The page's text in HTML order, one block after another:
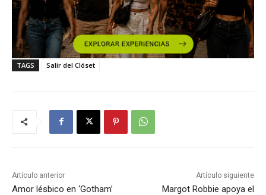
TAGS Salir del Clóset
Artículo anterior
Amor lésbico en ‘Gotham’
Artículo siguiente
Margot Robbie apoya el